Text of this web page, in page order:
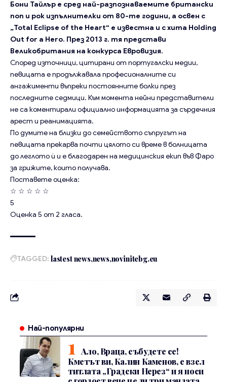
Бони Тайлър е сред най-разпознаваемите британски
поп и рок изпълнителки от 80-те години, а освен с
„Total Eclipse of the Heart“ е известна и с хита Holding
Out for a Hero. През 2013 г. тя представи
Великобритания на конкурса Евровизия.
Според източници, цитирани от португалски медии,
певицата е продължавала професионалните си
ангажименти въпреки постоянните болки през
последните седмици. Към момента нейни представители
не са коментирали официално информацията за сърдечния
арест и реанимацията.
По думите на близки до семейството съпругът на
певицата прекарва почти цялото си време в болницата
до леглото ѝ и е благодарен на медицинския екип във Фаро
за грижите, които получава.
Поставете оценка:
☆ ☆ ☆ ☆ ☆
5
Оценка 5 от 2 гласа.
TAGGED: lastest news news novinitebg.eu
Най-популярни
Ало, Враца, събудете се!
Кметът ви, Калин Каменов, е взел
титлата „Градски Нерез“ и я носи